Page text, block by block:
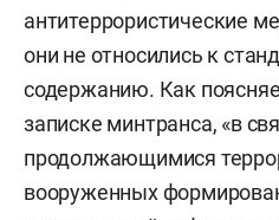
антитеррористические
они не относились к
содержанию. Как
записке минтранса, «в
продолжающимися
вооруженных